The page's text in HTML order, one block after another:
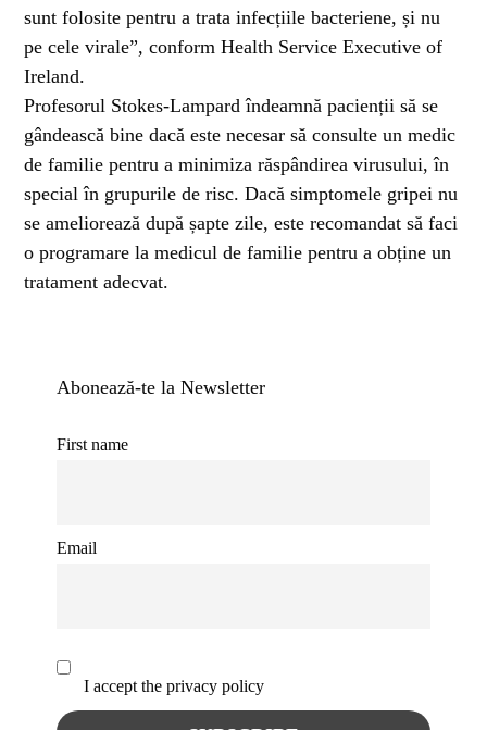
sunt folosite pentru a trata infecțiile bacteriene, și nu
pe cele virale”, conform Health Service Executive of
Ireland.
Profesorul Stokes-Lampard îndeamnă pacienții să se
gândească bine dacă este necesar să consulte un medic
de familie pentru a minimiza răspândirea virusului, în
special în grupurile de risc. Dacă simptomele gripei nu
se ameliorează după șapte zile, este recomandat să faci
o programare la medicul de familie pentru a obține un
tratament adecvat.
Abonează-te la Newsletter
First name
Email
I accept the privacy policy